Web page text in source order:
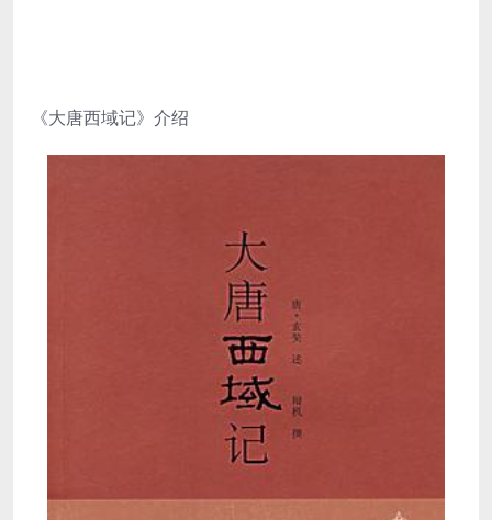
《大唐西域记》介绍